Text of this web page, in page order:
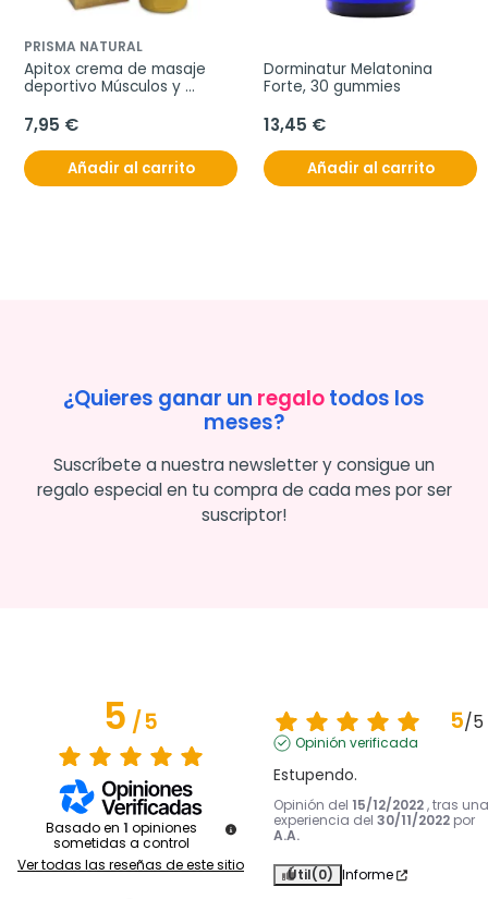
PRISMA NATURAL
Apitox crema de masaje
deportivo Músculos y
7,95 €
Añadir al carrito
Dorminatur Melatonina
Forte, 30 gummies
13,45 €
Añadir al carrito
¿Quieres ganar un regalotodos los
meses?
Suscríbete a nuestra newsletter y consigue un
regalo especial en tu compra de cada mes por ser
suscriptor!
5/5
Basado en 1 opiniones
sometidas a control
Ver todas las reseñas de este sitio
5/5
Opinión verificada
Estupendo.
Opinión del 15/12/2022 , tras una
experiencia del 30/11/2022 por
A.A.
Útil(0) Informe